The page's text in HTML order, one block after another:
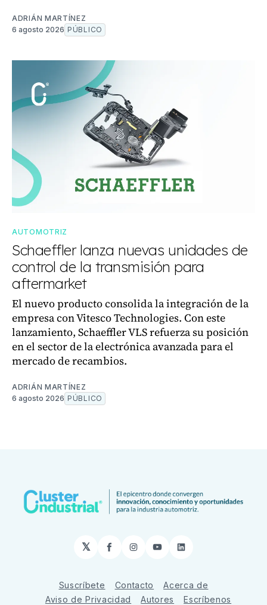
ADRIÁN MARTÍNEZ
6 agosto 2026 PÚBLICO
AUTOMOTRIZ
Schaeffler lanza nuevas unidades de
control de la transmisión para
aftermarket
El nuevo producto consolida la integración de la
empresa con Vitesco Technologies. Con este
lanzamiento, Schaeffler VLS refuerza su posición
en el sector de la electrónica avanzada para el
mercado de recambios.
ADRIÁN MARTÍNEZ
6 agosto 2026 PÚBLICO
𝕏 Facebook
Instagram
YouTubeLinkedIn
Suscríbete Contacto
Acerca de
Aviso de Privacidad
Autores Escríbenos